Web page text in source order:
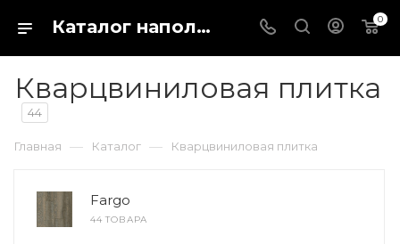
Каталог напольных покрытий в магазине Fargo-shop в городе Каталог отделочных материалов для пола и стен. Купить кварц виниловый ламинат, ПВХ плитку или паркетную доску можно в интернет-магазине Fargo-shop в городе Старый Оскол 0
Кварцвиниловая плитка
44
Главная — Каталог — Кварцвиниловая плитка
Fargo
44 ТОВАРА